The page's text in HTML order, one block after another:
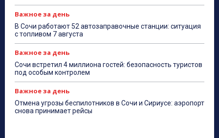
Важное за день
В Сочи работают 52 автозаправочные станции: ситуация
с топливом 7 августа
Важное за день
Сочи встретил 4 миллиона гостей: безопасность туристов
под особым контролем
Важное за день
Отмена угрозы беспилотников в Сочи и Сириусе: аэропорт
снова принимает рейсы